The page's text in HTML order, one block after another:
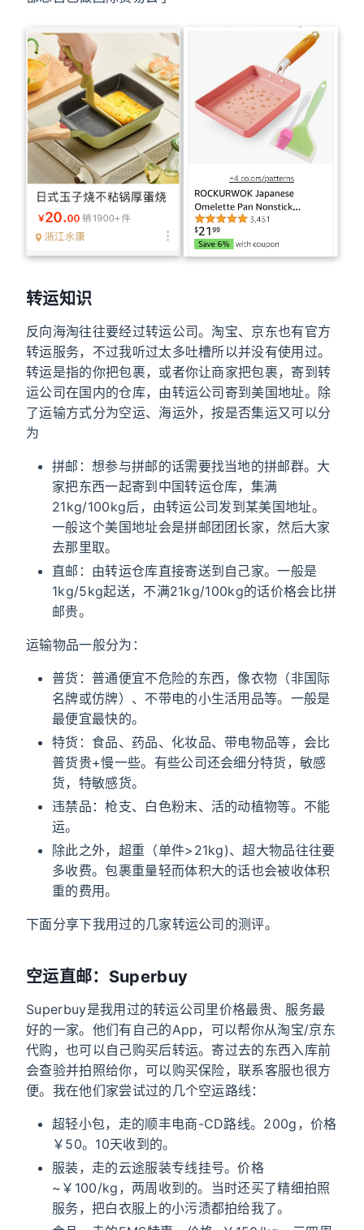
转运知识
反向海淘往往要经过转运公司。淘宝、京东也有官方
转运服务，不过我听过太多吐槽所以并没有使用过。
转运是指的你把包裹，或者你让商家把包裹，寄到转
运公司在国内的仓库，由转运公司寄到美国地址。除
了运输方式分为空运、海运外，按是否集运又可以分
为
拼邮：想参与拼邮的话需要找当地的拼邮群。大
家把东西一起寄到中国转运仓库，集满
21kg/100kg后，由转运公司发到某美国地址。
一般这个美国地址会是拼邮团团长家，然后大家
去那里取。
直邮：由转运仓库直接寄送到自己家。一般是
1kg/5kg起送，不满21kg/100kg的话价格会比拼
邮贵。
运输物品一般分为：
普货：普通便宜不危险的东西，像衣物（非国际
名牌或仿牌）、不带电的小生活用品等。一般是
最便宜最快的。
特货：食品、药品、化妆品、带电物品等，会比
普货贵+慢一些。有些公司还会细分特货，敏感
货，特敏感货。
违禁品：枪支、白色粉末、活的动植物等。不能
运。
除此之外，超重（单件>21kg)、超大物品往往要
多收费。包裹重量轻而体积大的话也会被收体积
重的费用。
下面分享下我用过的几家转运公司的测评。
空运直邮：Superbuy
Superbuy是我用过的转运公司里价格最贵、服务最
好的一家。他们有自己的App，可以帮你从淘宝/京东
代购，也可以自己购买后转运。寄过去的东西入库前
会查验并拍照给你，可以购买保险，联系客服也很方
便。我在他们家尝试过的几个空运路线：
超轻小包，走的顺丰电商-CD路线。200g，价格
￥50。10天收到的。
服装，走的云途服装专线挂号。价格
~￥100/kg，两周收到的。当时还买了精细拍照
服务，把白衣服上的小污渍都拍给我了。